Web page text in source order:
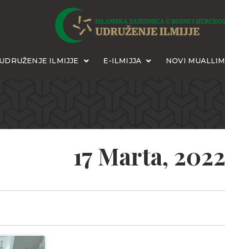
UDRUŽENJE ILMIJJE E-ILMIJJA NOVI MUALLIM
17 Marta, 2022